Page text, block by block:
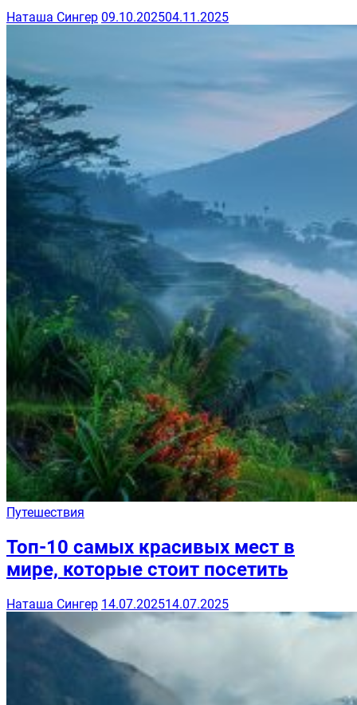
Наташа Сингер 09.10.202504.11.2025
Путешествия
Топ-10 самых красивых мест в
мире, которые стоит посетить
Наташа Сингер 14.07.202514.07.2025